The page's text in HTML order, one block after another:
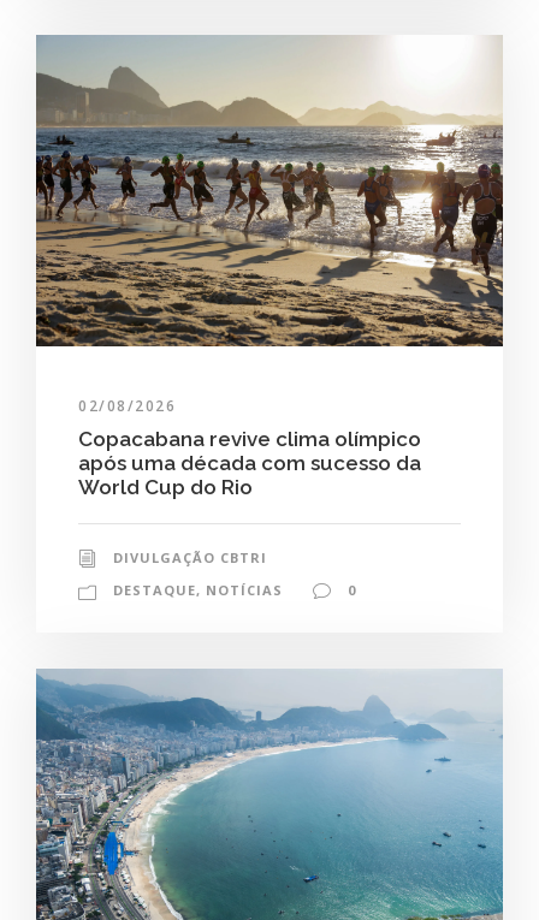
02/08/2026
Copacabana revive clima olímpico
após uma década com sucesso da
World Cup do Rio
DIVULGAÇÃO CBTRI
DESTAQUE, NOTÍCIAS 0